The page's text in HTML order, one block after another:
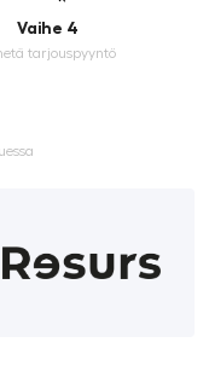
Vaihe 4
tarjouspyyntö